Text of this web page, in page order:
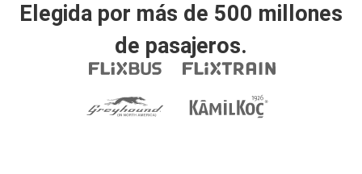
Elegida por más de 500 millones
de pasajeros.